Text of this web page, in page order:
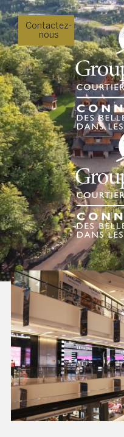
Contactez-
nous